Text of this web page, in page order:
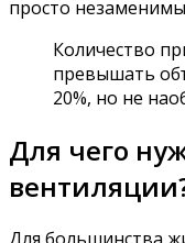
просто
Количество
превышать
20%, но не
Для чего